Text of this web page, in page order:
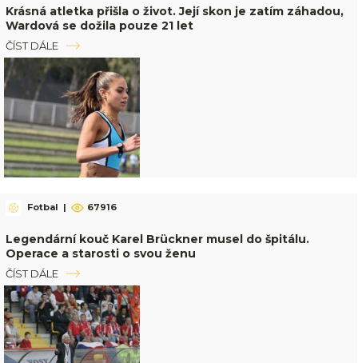
Krásná atletka přišla o život. Její skon je zatím záhadou,
Wardová se dožila pouze 21 let
ČÍST DÁLE
Fotbal | 67916
Legendární kouč Karel Brückner musel do špitálu.
Operace a starosti o svou ženu
ČÍST DÁLE